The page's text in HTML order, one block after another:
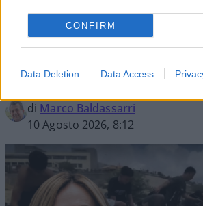
CONFIRM
Data Deletion Data Access
La partita tra
Meloni non è finita
Roma ferma Schengen per i non
Madrid risponde con controlli
di Marco Baldassarri
10 Agosto 2026, 8:12